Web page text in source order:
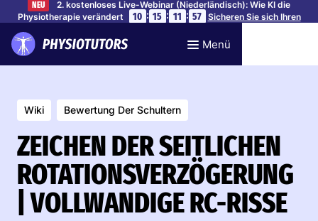
NEU
2. kostenloses Live-Webinar (Niederländisch): Wie KI die
Physiotherapie verändert
10 : 15 : 11 : 56 Sicheren Sie sich Ihren
Menü
Wiki Bewertung Der Schultern
ZEICHEN DER SEITLICHEN
ROTATIONSVERZÖGERUNG
| VOLLWANDIGE RC-RISSE